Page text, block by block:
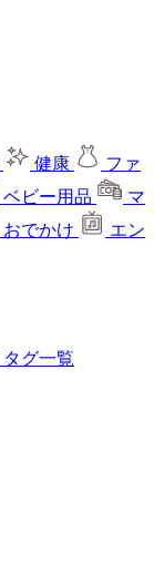
健康
ファ
ベビー用品
マ
おでかけ
エン
タグ一覧